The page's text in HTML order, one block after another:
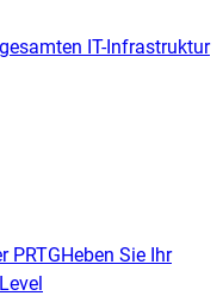
IT-Infrastruktur
PRTGHeben Sie Ihr